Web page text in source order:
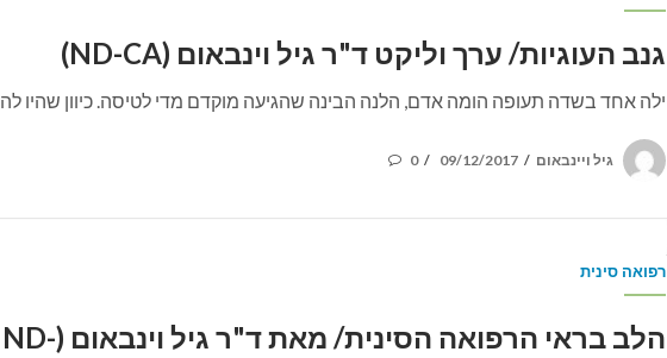
גנב העוגיות/ ערך וליקט ד"ר גיל וינבאום (ND-CA)
ילה אחד בשדה תעופה הומה אדם, הלנה הבינה שהגיעה מוקדם מדי לטיסה. כיוון שהיו לה
גיל ויינבאום /
POSTED
09/12/2017
/
0
רפואה סינית
הלב בראי הרפואה הסינית/ מאת ד"ר גיל וינבאום (ND-